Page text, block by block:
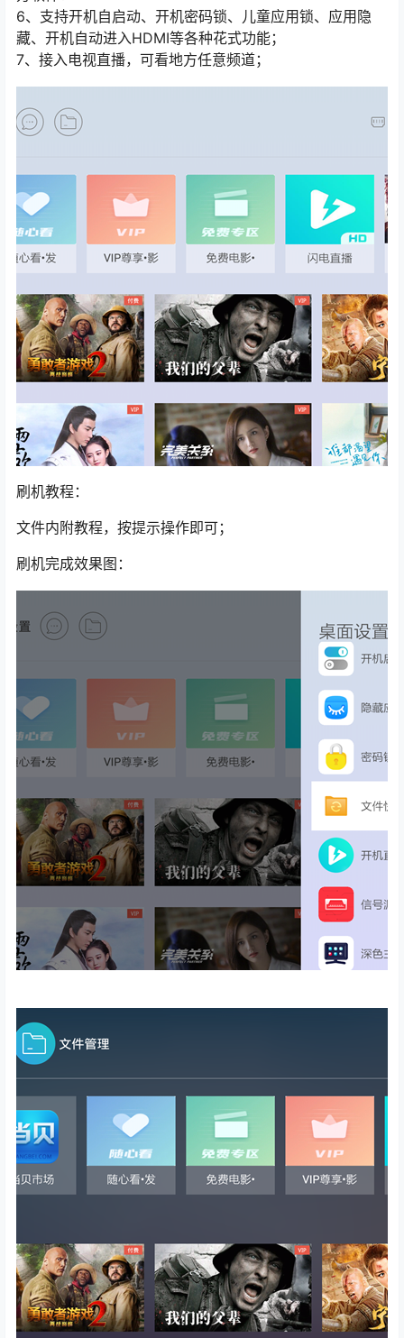
6、支持开机自启动、开机密码锁、儿童应用锁、应用隐
藏、开机自动进入HDMI等各种花式功能；
7、接入电视直播，可看地方任意频道；
刷机教程：
文件内附教程，按提示操作即可；
刷机完成效果图：